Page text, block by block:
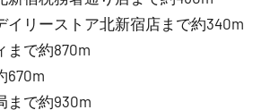
イリーストア北新宿店まで約340m
まで約870m
670m
まで約930m